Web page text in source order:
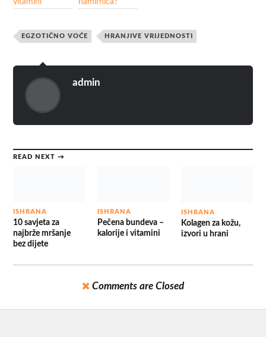
vitamini
namirnica?
EGZOTIČNO VOĆE HRANJIVE VRIJEDNOSTI
admin
READ NEXT →
ISHRANA
10 savjeta za
najbrže mršanje
bez dijete
ISHRANA
Pečena bundeva –
kalorije i vitamini
ISHRANA
Kolagen za kožu,
izvori u hrani
Comments are Closed